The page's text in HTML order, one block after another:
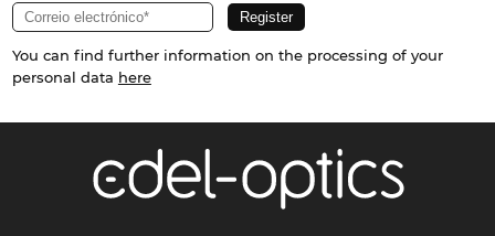
You can find further information on the processing of your
personal data here